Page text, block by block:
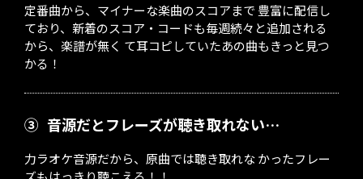
定番曲から、マイナーな楽曲のスコアまで 豊富に配信し
ており、新着のスコア・コードも毎週続々と追加される
から、楽譜が無く て耳コピしていたあの曲もきっと見つ
かる！
③ 音源だとフレーズが聴き取れない…
力ラオケ音源だから、原曲では聴き取れな かったフレー